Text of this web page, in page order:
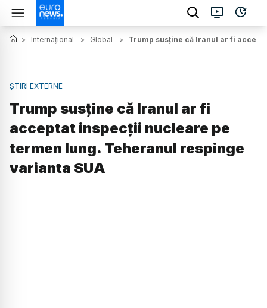
> Internațional > Global > Trump susține că Iranul ar fi
ȘTIRI EXTERNE
Trump susține că Iranul ar fi
acceptat inspecții nucleare pe
termen lung. Teheranul respinge
varianta SUA